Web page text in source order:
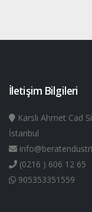
İletişim Bilgileri
Karslı Ahmet Cad
İstanbul
(0216 ) 606 12 65
905353351559